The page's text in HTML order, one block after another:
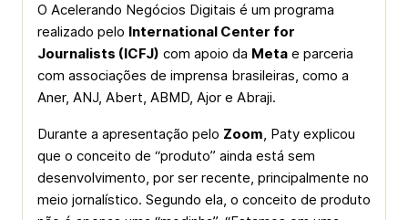
O Acelerando Negócios Digitais é um programa
realizado pelo International Center for
Journalists (ICFJ) com apoio da Meta e parceria
com associações de imprensa brasileiras, como a
Aner, ANJ, Abert, ABMD, Ajor e Abraji.
Durante a apresentação pelo Zoom, Paty explicou
que o conceito de “produto” ainda está sem
desenvolvimento, por ser recente, principalmente no
meio jornalístico. Segundo ela, o conceito de produto